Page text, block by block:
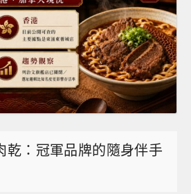
乾：冠軍品牌的隨身伴手